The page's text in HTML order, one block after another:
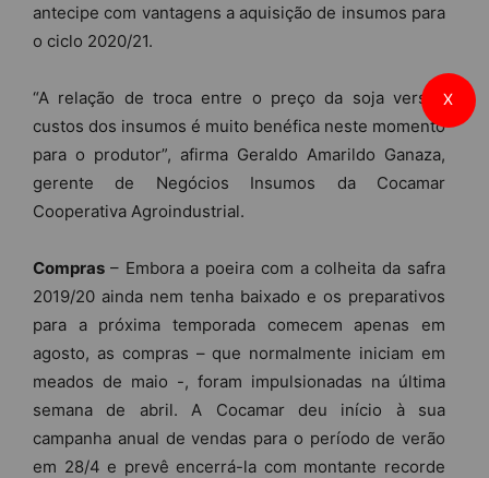
antecipe com vantagens a aquisição de insumos para
o ciclo 2020/21.
“A relação de troca entre o preço da soja versus
custos dos insumos é muito benéfica neste momento
para o produtor”, afirma Geraldo Amarildo Ganaza,
gerente de Negócios Insumos da Cocamar
Cooperativa Agroindustrial.
Compras – Embora a poeira com a colheita da safra
2019/20 ainda nem tenha baixado e os preparativos
para a próxima temporada comecem apenas em
agosto, as compras – que normalmente iniciam em
meados de maio -, foram impulsionadas na última
semana de abril. A Cocamar deu início à sua
campanha anual de vendas para o período de verão
em 28/4 e prevê encerrá-la com montante recorde
X